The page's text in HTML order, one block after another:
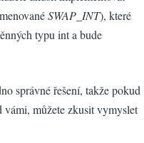
SWAP_INT), které
typu int a bude
správné řešení, takže pokud
vámi, můžete zkusit vymyslet